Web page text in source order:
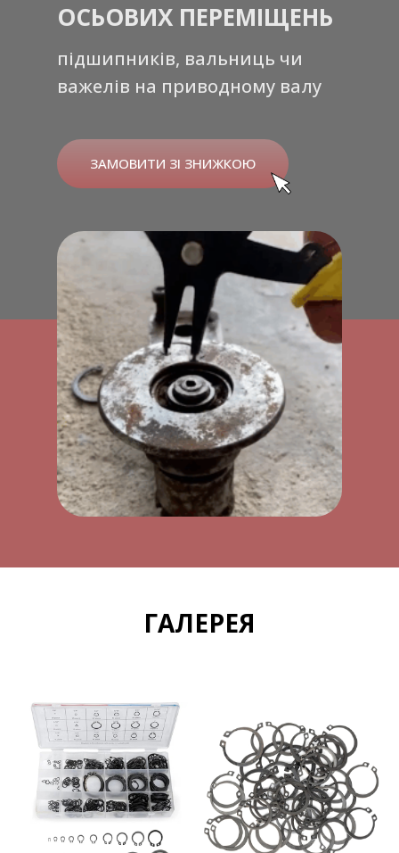
ОСЬОВИХ ПЕРЕМІЩЕНЬ
підшипників, вальниць чи
важелів на приводному валу
ЗАМОВИТИ ЗІ ЗНИЖКОЮ
ГАЛЕРЕЯ